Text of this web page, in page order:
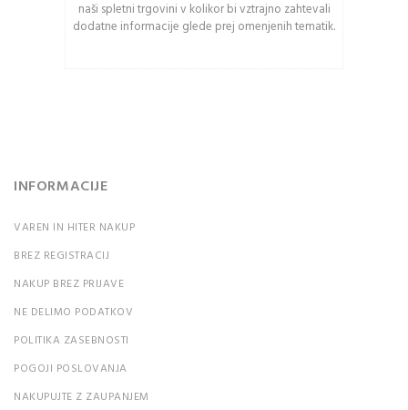
naši spletni trgovini v kolikor bi vztrajno zahtevali
dodatne informacije glede prej omenjenih tematik.
INFORMACIJE
VAREN IN HITER NAKUP
BREZ REGISTRACIJ
NAKUP BREZ PRIJAVE
NE DELIMO PODATKOV
POLITIKA ZASEBNOSTI
POGOJI POSLOVANJA
NAKUPUJTE Z ZAUPANJEM
PRIJAVA